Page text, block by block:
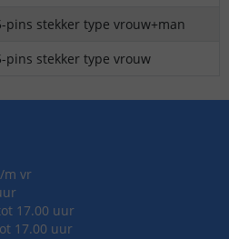
pins stekker type vrouw+man
pins stekker type vrouw
m vr
17.00 uur
17.00 uur